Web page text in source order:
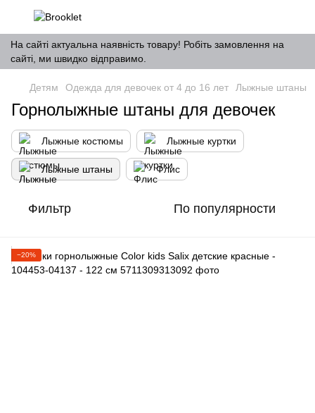
На сайті актуальна наявність товару! Робіть замовлення на
сайті, ми швидко відправимо.
Детям Одежда для девочек от 4 до 16 лет Лыжные штаны
Горнолыжные штаны для девочек
Лыжные костюмы Лыжные куртки
Лыжные штаны Флис
Фильтр По популярности
−20%